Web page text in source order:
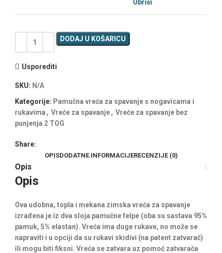
Obriši
DODAJ U KOŠARICU
Usporediti
SKU: N/A
Kategorije: Pamučna vreća za spavanje s nogavicama i
rukavima , Vreće za spavanje, Vreće za spavanje bez
punjenja 2 TOG
Share:
OPISDODATNE INFORMACIJERECENZIJE (0)
Opis
Opis
Ova udobna, topla i mekana zimska vreća za spavanje
izrađena je iz dva sloja pamučne felpe (oba su sastava 95%
pamuk, 5% elastan). Vreća ima duge rukave, no može se
napraviti i u opciji da su rukavi skidivi (na patent zatvarač)
ili mogu biti fiksni. Vreća se zatvara uz pomoć zatvarača